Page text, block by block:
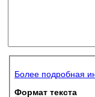
Более подробная
Формат текста